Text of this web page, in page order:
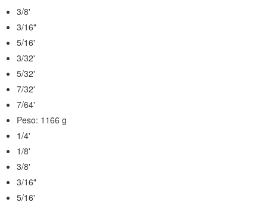
3/8'
3/16"
5/16'
3/32'
5/32'
7/32'
7/64'
Peso: 1166 g
1/4'
1/8'
3/8'
3/16"
5/16'